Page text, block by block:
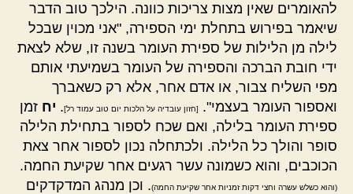
להאומרים שאין מצות צריכות כוונה. הילכך טוב הדבר
שיאמר בפירוש בתחלת ימי הספירה, "אני מכוין שבכל
לילה מן הלילות של ספירת העומר בשנה זו, שלא לצאת
ידי חובת הברכה והספירה של העומר בשמיעתי אותם
מפי השליח צבור, או אדם אחר, אלא רק כשאברך
ואספור העומר בעצמי".
[חזון עובדיה על הלכות יום טוב עמוד רל]. יח זמן
ספירת העומר בלילה, ואם שכח לספור בתחילת הלילה
סופר והולך כל הלילה. ולכתחלה נכון לספור אחר צאת
הכוכבים, והוא כשמונה עשר רגעים אחר שקיעת החמה.
(והוא כשלש עשרה וחצי דקות זמניות אחר שקיעת החמה). וכן מנהג המדקדקים